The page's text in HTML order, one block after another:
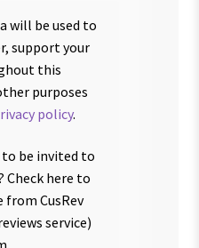
will be used to
support your
this
purposes
policy.
to be invited to
Check here to
from CusRev
service)